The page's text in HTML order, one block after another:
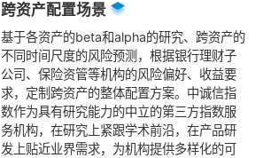
跨资产配置场景
基于各资产的beta和alpha的研究、跨资产的
不同时间尺度的风险预测，根据银行理财子
公司、保险资管等机构的风险偏好、收益要
求，定制跨资产的整体配置方案。中诚信指
数作为具有研究能力的中立的第三方指数服
务机构，在研究上紧跟学术前沿，在产品研
发上贴近业界需求，为机构提供多样化的可